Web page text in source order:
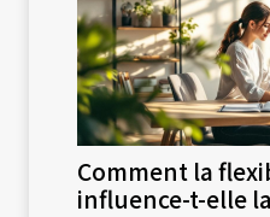
Comment la
influence-t-elle